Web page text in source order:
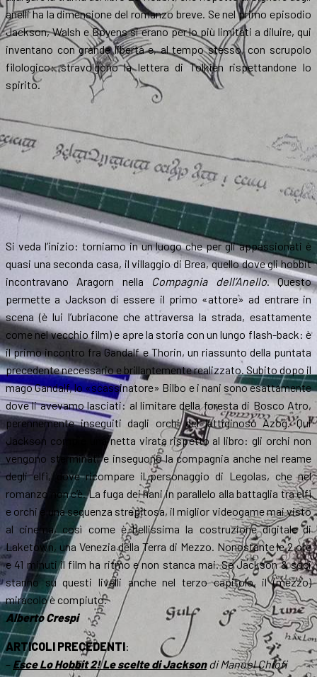
anelli ha la dimensione del romanzo breve. Se nel primo episodio
Jackson, Walsh e Boyens si erano per lo più limitati a diluire, qui
inventano con grande libertà e, al tempo stesso, con scrupolo
filologico: stravolgono la lettera di Tolkien rispettandone lo
spirito.
Si veda l’inizio: torniamo in un luogo che per gli appassionati è
quasi una seconda casa, il villaggio di Brea, quello dove gli hobbit
incontravano Aragorn nella Compagnia dell’Anello. Questo
permette a Jackson di essere il primo «attore» ad entrare in
scena (è lui l’ubriacone che attraversa la strada, esattamente
come nel vecchio film) e apre la storia con un lungo flash-back: è
il primo incontro fra Gandalf e Thorin, un riassunto della puntata
precedente necessario e brillantemente realizzato. Subito dopo il
mago Gandalf, lo «scassinatore» Bilbo e i nani sono esattamente
dove li avevamo lasciati: al limitare della foresta di Bosco Atro,
perennemente inseguiti dagli orchi del lattiginoso Azog. Qui
Jackson compie una netta virata rispetto al libro: gli orchi non
vengono sterminati e inseguono la compagnia anche nel reame
degli elfi, dove ricompare il personaggio di Legolas, che nel
romanzo non c’è. La fuga dei nani in parallelo alla battaglia tra elfi
e orchi è una sequenza strepitosa, il miglior videogame mai visto
al cinema, così come è bellissima la costruzione digitale di
Laketown, una Venezia della Terra di Mezzo. Nonostante le 2 ore
e 41 minuti il film ha ritmo e non stanca mai. Se Jackson & soci
stanno su questi livelli anche nel terzo capitolo, il (mezzo)
miracolo è compiuto.
Alberto Crespi
ARTICOLI PRECEDENTI:
– Esce Lo Hobbit 2! Le scelte di Jackson di Manuel Chiofi